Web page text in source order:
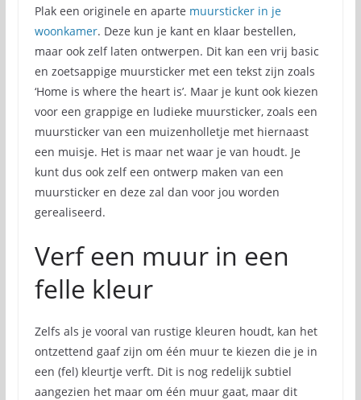
Plak een originele en aparte muursticker in je
woonkamer. Deze kun je kant en klaar bestellen,
maar ook zelf laten ontwerpen. Dit kan een vrij basic
en zoetsappige muursticker met een tekst zijn zoals
‘Home is where the heart is’. Maar je kunt ook kiezen
voor een grappige en ludieke muursticker, zoals een
muursticker van een muizenholletje met hiernaast
een muisje. Het is maar net waar je van houdt. Je
kunt dus ook zelf een ontwerp maken van een
muursticker en deze zal dan voor jou worden
gerealiseerd.
Verf een muur in een
felle kleur
Zelfs als je vooral van rustige kleuren houdt, kan het
ontzettend gaaf zijn om één muur te kiezen die je in
een (fel) kleurtje verft. Dit is nog redelijk subtiel
aangezien het maar om één muur gaat, maar dit